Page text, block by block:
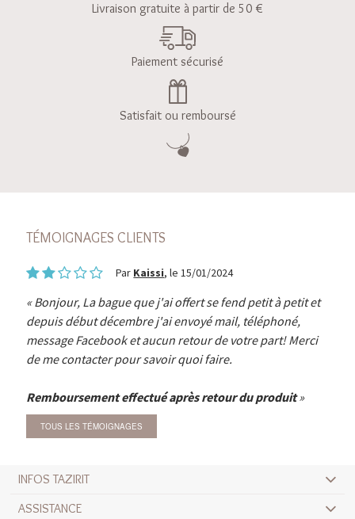
Livraison gratuite à partir de 50 €
Paiement sécurisé
Satisfait ou remboursé
TÉMOIGNAGES CLIENTS
Par Kaissi, le 15/01/2024
Bonjour, La bague que j'ai offert se fend petit à petit et
depuis début décembre j'ai envoyé mail, téléphoné,
message Facebook et aucun retour de votre part! Merci
de me contacter pour savoir quoi faire.
Remboursement effectué après retour du produit
TOUS LES TÉMOIGNAGES
INFOS TAZIRIT
ASSISTANCE